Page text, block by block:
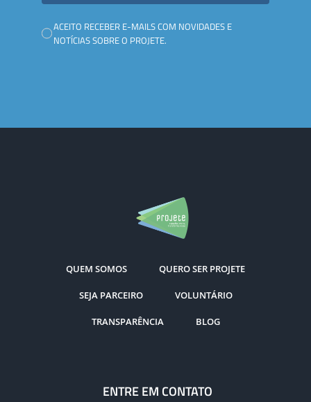
ACEITO RECEBER E-MAILS COM NOVIDADES E
NOTÍCIAS SOBRE O PROJETE.
QUEM SOMOS QUERO SER PROJETE
SEJA PARCEIRO VOLUNTÁRIO
TRANSPARÊNCIA BLOG
ENTRE EM CONTATO